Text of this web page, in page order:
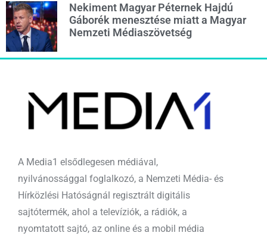
Nekiment Magyar Péternek Hajdú
Gáborék menesztése miatt a Magyar
Nemzeti Médiaszövetség
A Media1 elsődlegesen médiával,
nyilvánossággal foglalkozó, a Nemzeti Média- és
Hírközlési Hatóságnál regisztrált digitális
sajtótermék, ahol a televíziók, a rádiók, a
nyomtatott sajtó, az online és a mobil média